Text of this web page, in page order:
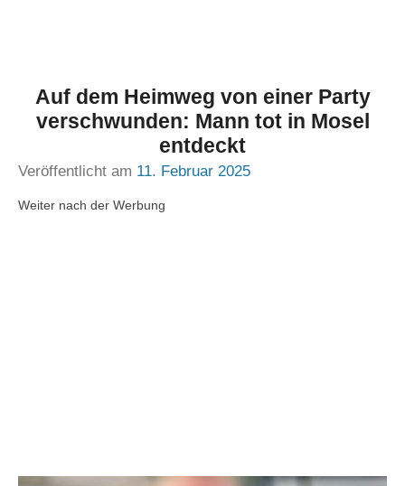
Auf dem Heimweg von einer Party
verschwunden: Mann tot in Mosel
entdeckt
Veröffentlicht am 11. Februar 2025
Weiter nach der Werbung